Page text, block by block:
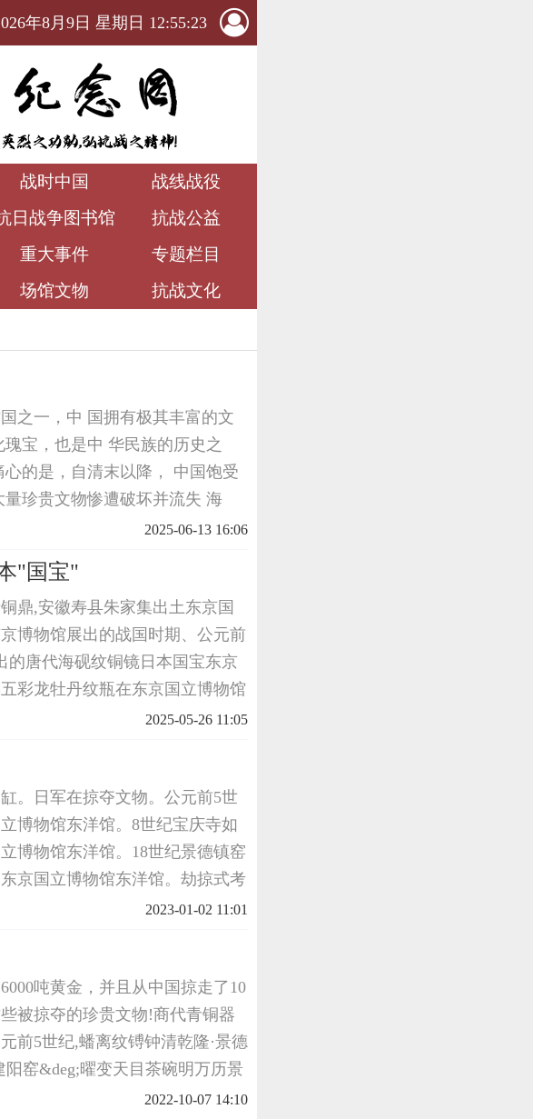
年8月9日 星期日 12:55:24
战时中国
战线战役
日战争图书馆
抗战公益
重大事件
专题栏目
场馆文物 抗战文化
之一，中 国拥有极其丰富的文
宝，也是中 华民族的历史之
的是，自清末以降， 中国饱受
珍贵文物惨遭破坏并流失 海
严重的国家之一。进入21 世纪，
2025-06-13 16:06
"国宝"
鼎,安徽寿县朱家集出土东京国
博物馆展出的战国时期、公元前
的唐代海砚纹铜镜日本国宝东京
彩龙牡丹纹瓶在东京国立博物馆
的蟠篱文鼎二战中日本从中国掠
2025-05-26 11:05
。日军在掠夺文物。公元前5世
博物馆东洋馆。8世纪宝庆寺如
博物馆东洋馆。18世纪景德镇窑
京国立博物馆东洋馆。劫掠式考
破坏中国文物，有计划和有规模
2023-01-02 11:01
吨黄金，并且从中国掠走了10
被掠夺的珍贵文物!商代青铜器
前5世纪,蟠离纹镈钟清乾隆·景德
窑&deg;曜变天目茶碗明万历景
景德镇窑·粉彩梅树纹盘唐代三彩
2022-10-07 14:10